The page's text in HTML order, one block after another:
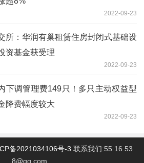
2022-09-23
所：华润有巢租赁住房封闭式基础设
资基金获受理
2022-09-23
下调管理费149只！多只主动权益型
降费幅度较大
2022-09-23
备2021034106号-3 联系我们:55 16 53
8@qq.com